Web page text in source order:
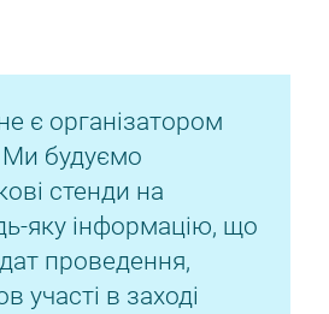
є організатором
Ми будуємо
стенди на
яку інформацію, що
проведення,
участі в заході